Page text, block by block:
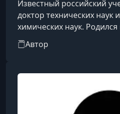
Известный российский
доктор технических наук
химических наук.
Томский политехнический
годы занимался научной
экспертом в области
информации. Михаил
широкую известность как
Автор